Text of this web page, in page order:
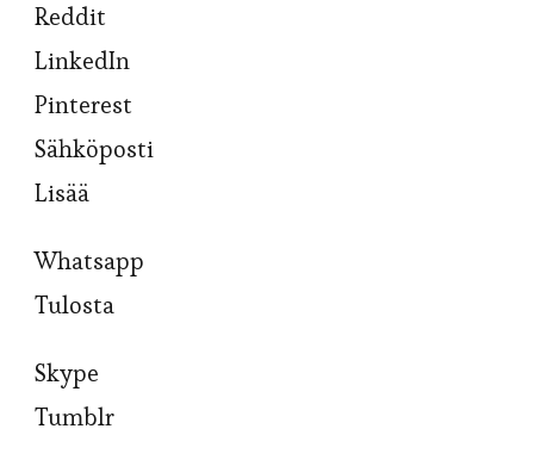
Reddit
LinkedIn
Pinterest
Sähköposti
Lisää
Whatsapp
Tulosta
Skype
Tumblr